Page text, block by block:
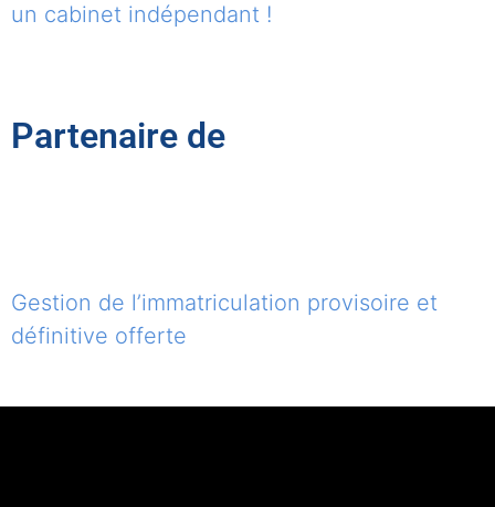
un cabinet indépendant !
Partenaire de
Gestion de l’immatriculation provisoire et
définitive offerte